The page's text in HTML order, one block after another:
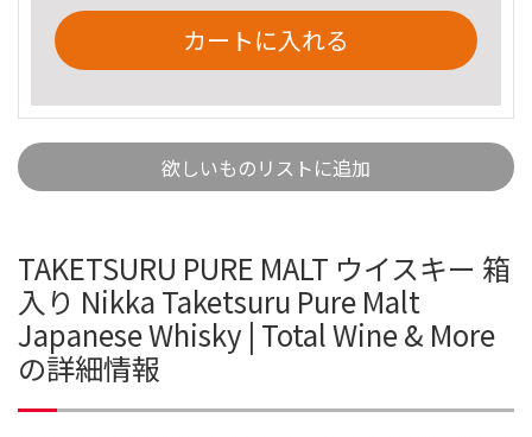
カートに入れる
欲しいものリストに追加
TAKETSURU PURE MALT ウイスキー 箱
入り Nikka Taketsuru Pure Malt
Japanese Whisky | Total Wine & More
の詳細情報